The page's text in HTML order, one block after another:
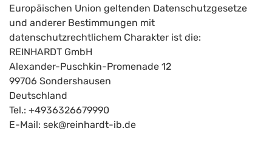
Europäischen Union geltenden Datenschutzgesetze
und anderer Bestimmungen mit
datenschutzrechtlichem Charakter ist die:
REINHARDT GmbH
Alexander-Puschkin-Promenade 12
99706 Sondershausen
Deutschland
Tel.: +4936326679990
E-Mail: sek@reinhardt-ib.de